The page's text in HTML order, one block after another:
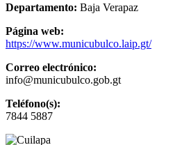
Departamento: Baja Verapaz
Página web:
https://www.municubulco.laip.gt/
Correo electrónico:
info@municubulco.gob.gt
Teléfono(s):
7844 5887